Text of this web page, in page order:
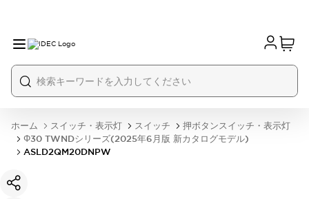
ホーム スイッチ・表示灯 スイッチ
押ボタンスイッチ・表示灯
Φ30 TWNDシリーズ(2025年6月版 新カタログモデル)
ASLD2QM20DNPW